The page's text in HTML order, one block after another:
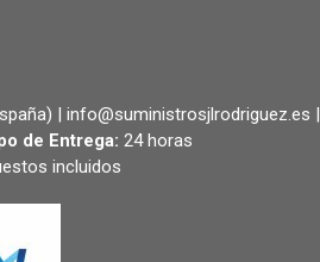
| info@suministrosjlrodriguez.es |
de Entrega: 24 horas
incluidos